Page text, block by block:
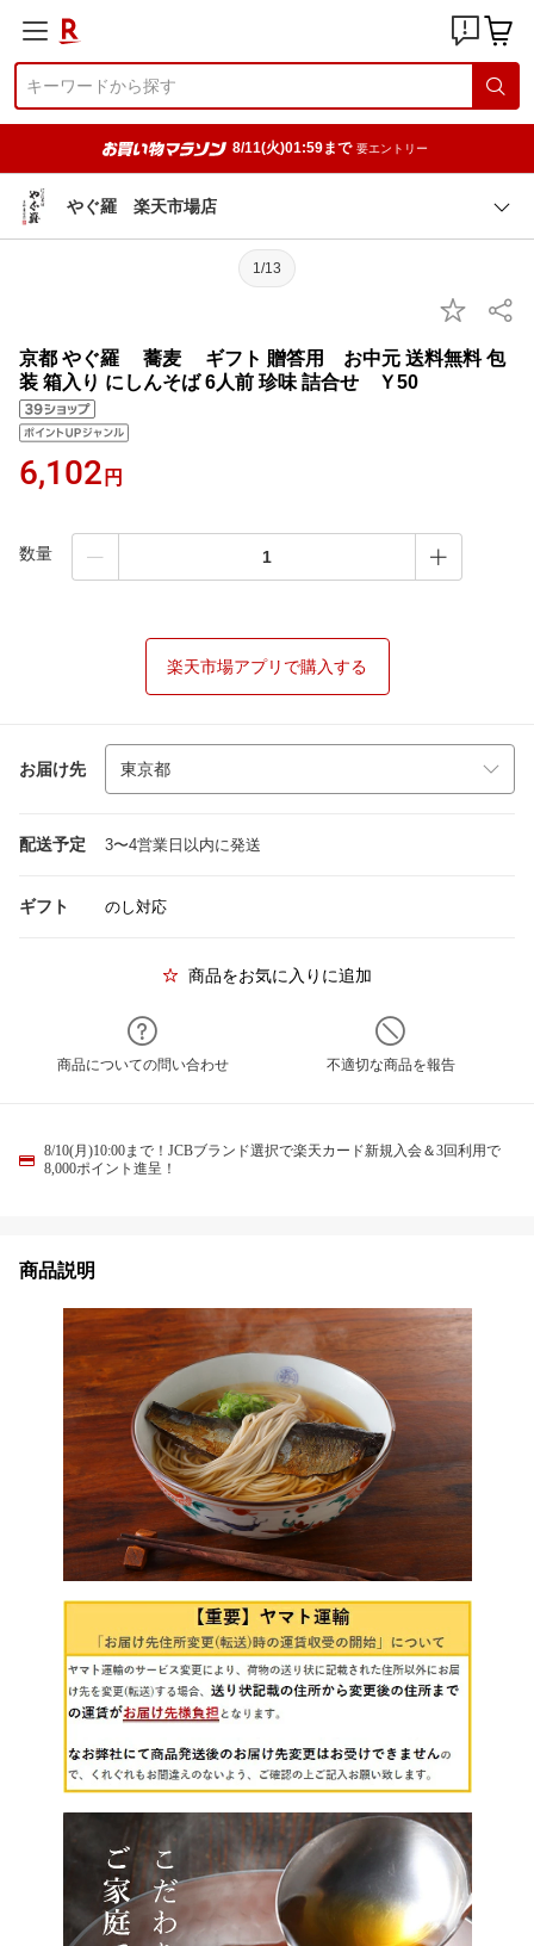
8/11(火)01:59まで 要エントリー
やぐ羅 楽天市場店
1/13
京都 やぐ羅 蕎麦 ギフト 贈答用 お中元 送料無料 包
装 箱入り にしんそば 6人前 珍味 詰合せ Ｙ50
6,102 円
数量
楽天市場アプリで購入する
お届け先
配送予定 3〜4営業日以内に発送
ギフト のし対応
商品をお気に入りに追加
商品についての問い合わせ 不適切な商品を報告
8/10(月)10:00まで！JCBブランド選択で楽天カード新規入会＆3回利用で
8,000ポイント進呈！
商品説明